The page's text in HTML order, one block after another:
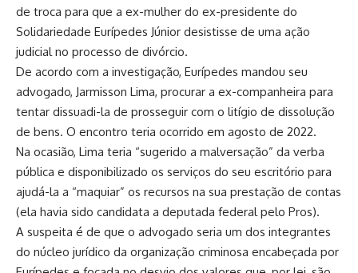
de troca para que a ex-mulher do ex-presidente do
Solidariedade Eurípedes Júnior desistisse de uma ação
judicial no processo de divórcio.
De acordo com a investigação, Eurípedes mandou seu
advogado, Jarmisson Lima, procurar a ex-companheira para
tentar dissuadi-la de prosseguir com o litígio de dissolução
de bens. O encontro teria ocorrido em agosto de 2022.
Na ocasião, Lima teria “sugerido a malversação” da verba
pública e disponibilizado os serviços do seu escritório para
ajudá-la a “maquiar” os recursos na sua prestação de contas
(ela havia sido candidata a deputada federal pelo Pros).
A suspeita é de que o advogado seria um dos integrantes
do núcleo jurídico da organização criminosa encabeçada por